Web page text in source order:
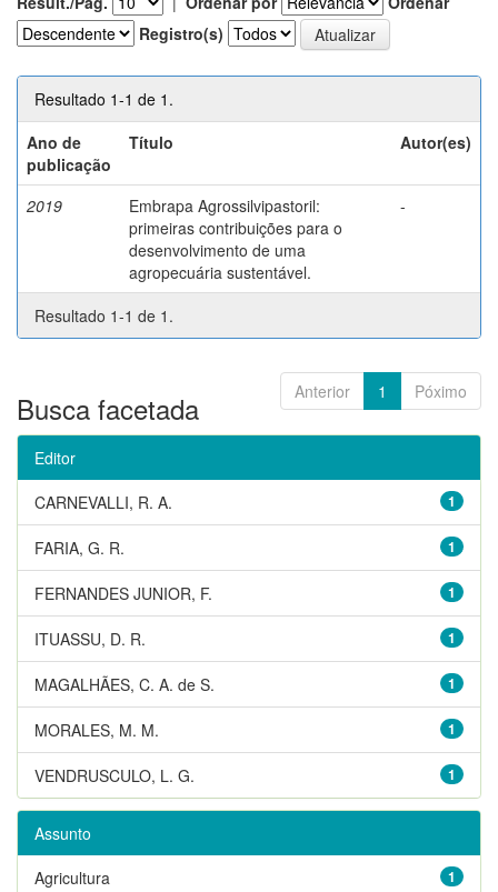
Registro(s)
Resultado 1-1 de 1.
Ano de
publicação
Título Autor(es)
2019
Embrapa Agrossilvipastoril:
primeiras contribuições para o
desenvolvimento de uma
agropecuária sustentável.
-
Resultado 1-1 de 1.
Anterior 1 Póximo
Busca facetada
Editor
1
CARNEVALLI, R. A.
1
FARIA, G. R.
1
FERNANDES JUNIOR, F.
1
ITUASSU, D. R.
1
MAGALHÃES, C. A. de S.
1
MORALES, M. M.
1
VENDRUSCULO, L. G.
Assunto
1
Agricultura